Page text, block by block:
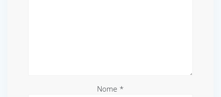
Nome *